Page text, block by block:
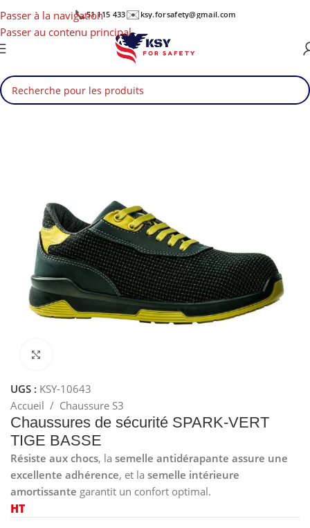
Passer à la navigation
Passer au contenu principal
📞51 115 433✉️ ksy.forsafety@gmail.com
UGS : KSY-10643
Accueil / Chaussure S3
Chaussures de sécurité SPARK-VERT
TIGE BASSE
Résiste aux chocs, la semelle antidérapante assure une
excellente adhérence, et la semelle intérieure
amortissante garantit un confort optimal.
HT